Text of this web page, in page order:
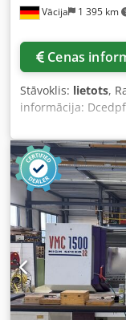
Vācija 1 395 km
Cenas
Stāvoklis: lietots,
informācija:
mm Y virziena
Instrumentu
apgr./min Vadība:
stiprinājuma
36 m/min Ātrgaita
Vārpstas motors:
Nepieciešamā
Vertikālais
skaidu
pilnībā neieslēdzas,